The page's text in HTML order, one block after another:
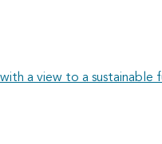
a view to a sustainable